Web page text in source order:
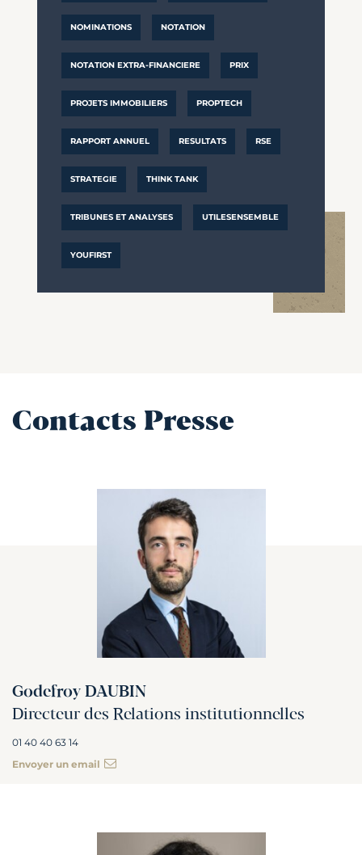
NOMINATIONS NOTATION
NOTATION EXTRA-FINANCIERE PRIX
PROJETS IMMOBILIERS PROPTECH
RAPPORT ANNUEL RESULTATS RSE
STRATEGIE THINK TANK
TRIBUNES ET ANALYSES UTILESENSEMBLE
YOUFIRST
Contacts Presse
Godefroy DAUBIN
Directeur des Relations institutionnelles
01 40 40 63 14
Envoyer un email